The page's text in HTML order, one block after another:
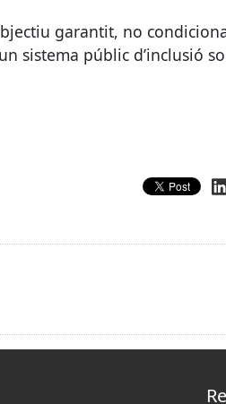
garantit, no
sistema públic d’inclusió